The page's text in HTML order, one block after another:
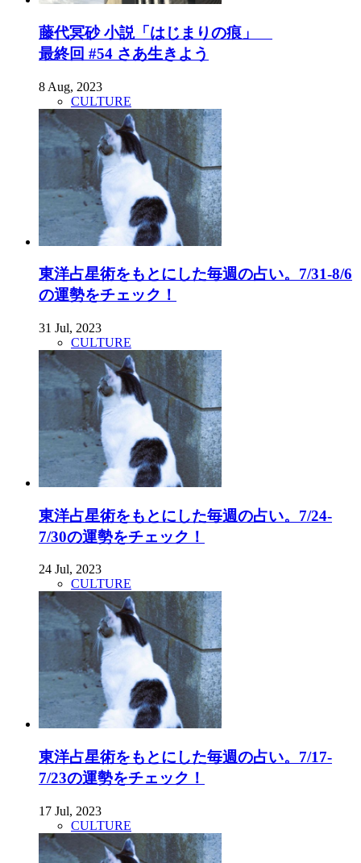
藤代冥砂 小説「はじまりの痕」
最終回 #54 さあ生きよう
8 Aug, 2023
CULTURE
東洋占星術をもとにした毎週の占い。7/31-8/6
の運勢をチェック！
31 Jul, 2023
CULTURE
東洋占星術をもとにした毎週の占い。7/24-
7/30の運勢をチェック！
24 Jul, 2023
CULTURE
東洋占星術をもとにした毎週の占い。7/17-
7/23の運勢をチェック！
17 Jul, 2023
CULTURE